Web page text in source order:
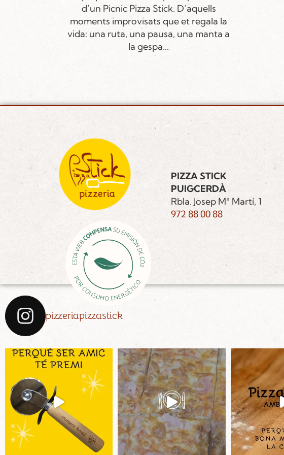
d’un Picnic Pizza Stick. D’aquells
moments improvisats que et regala la
vida: una ruta, una pausa, una manta a
la gespa...
PIZZA STICK
PUIGCERDÀ
Rbla. Josep Mª Martí, 1
972 88 00 88
pizzeriapizzastick